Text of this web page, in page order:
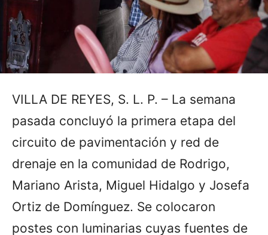
VILLA DE REYES, S. L. P. – La semana
pasada concluyó la primera etapa del
circuito de pavimentación y red de
drenaje en la comunidad de Rodrigo,
Mariano Arista, Miguel Hidalgo y Josefa
Ortiz de Domínguez. Se colocaron
postes con luminarias cuyas fuentes de